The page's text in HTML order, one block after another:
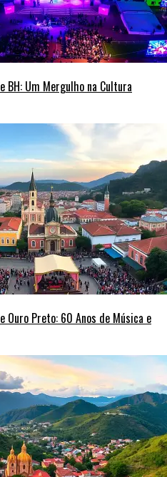
BH: Um Mergulho na Cultura
Ouro Preto: 60 Anos de Música e